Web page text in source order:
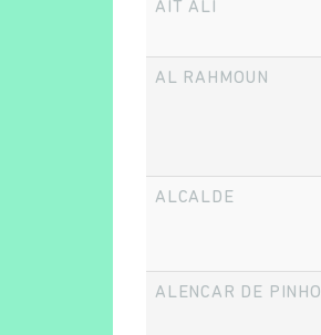
AIT ALI
AL RAHMOUN
ALCALDE
ALENCAR DE PINHO